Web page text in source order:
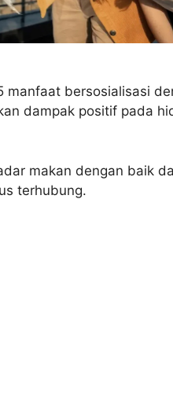
manfaat bersosialisasi
dampak positif pada
makan dengan baik
terhubung.